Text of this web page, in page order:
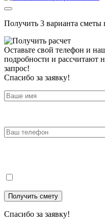
Получить 3 варианта сметы
Оставьте свой телефон и
подробности и рассчитают
запрос!
Спасибо за заявку!
Спасибо за заявку!